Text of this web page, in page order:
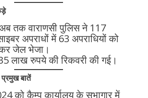
तक वाराणसी पुलिस ने 117
अपराधों में 63 अपराधियों को
कर जेल भेजा।
लाख रुपये की रिकवरी की गई।
प्रमुख बातें
को कैम्प कार्यालय के सभागार में